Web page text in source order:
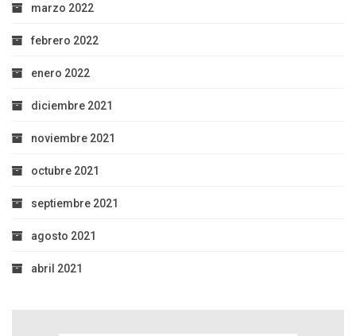
marzo 2022
febrero 2022
enero 2022
diciembre 2021
noviembre 2021
octubre 2021
septiembre 2021
agosto 2021
abril 2021